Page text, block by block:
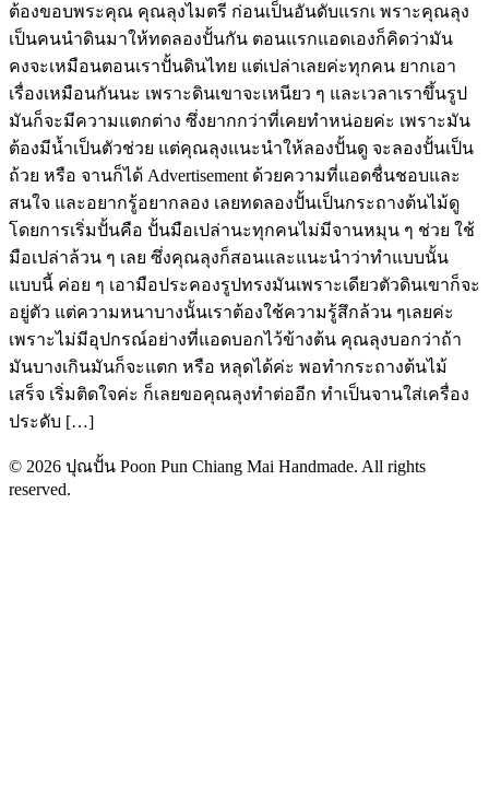
ต้องขอบพระคุณ คุณลุงไมตรี ก่อนเป็นอันดับแรกเ พราะคุณลุง
เป็นคนนำดินมาให้ทดลองปั้นกัน ตอนแรกแอดเองก็คิดว่ามัน
คงจะเหมือนตอนเราปั้นดินไทย แต่เปล่าเลยค่ะทุกคน ยากเอา
เรื่องเหมือนกันนะ เพราะดินเขาจะเหนียว ๆ และเวลาเราขึ้นรูป
มันก็จะมีความแตกต่าง ซึ่งยากกว่าที่เคยทำหน่อยค่ะ เพราะมัน
ต้องมีน้ำเป็นตัวช่วย แต่คุณลุงแนะนำให้ลองปั้นดู จะลองปั้นเป็น
ถ้วย หรือ จานก็ได้ Advertisement ด้วยความที่แอดชื่นชอบและ
สนใจ และอยากรู้อยากลอง เลยทดลองปั้นเป็นกระถางต้นไม้ดู
โดยการเริ่มปั้นคือ ปั้นมือเปล่านะทุกคนไม่มีจานหมุน ๆ ช่วย ใช้
มือเปล่าล้วน ๆ เลย ซึ่งคุณลุงก็สอนและแนะนำว่าทำแบบนั้น
แบบนี้ ค่อย ๆ เอามือประคองรูปทรงมันเพราะเดียวตัวดินเขาก็จะ
อยู่ตัว แต่ความหนาบางนั้นเราต้องใช้ความรู้สึกล้วน ๆเลยค่ะ
เพราะไม่มีอุปกรณ์อย่างที่แอดบอกไว้ข้างต้น คุณลุงบอกว่าถ้า
มันบางเกินมันก็จะแตก หรือ หลุดได้ค่ะ พอทำกระถางต้นไม้
เสร็จ เริ่มติดใจค่ะ ก็เลยขอคุณลุงทำต่ออีก ทำเป็นจานใส่เครื่อง
ประดับ […]
© 2026 ปุณปั้น Poon Pun Chiang Mai Handmade. All rights
reserved.